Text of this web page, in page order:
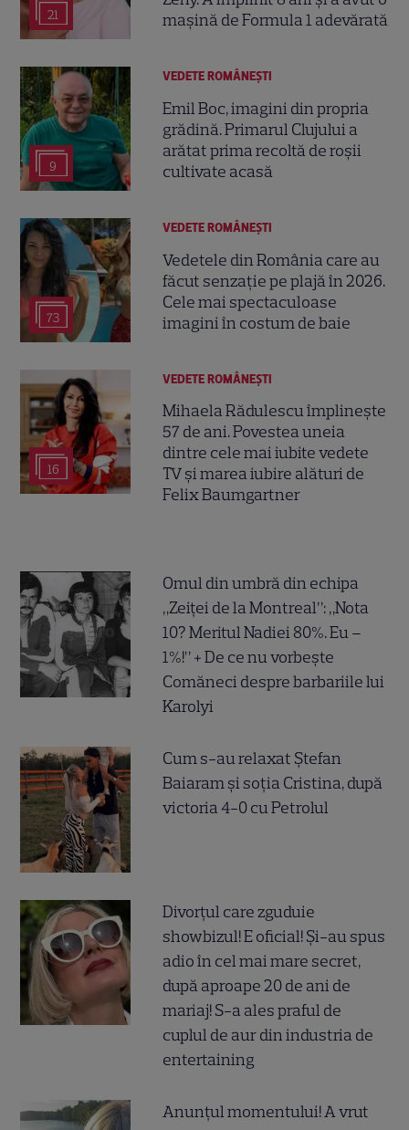
21
mașină de Formula 1 adevărată
9
VEDETE ROMÂNEŞTI
Emil Boc, imagini din propria
grădină. Primarul Clujului a
arătat prima recoltă de roșii
cultivate acasă
73
VEDETE ROMÂNEŞTI
Vedetele din România care au
făcut senzație pe plajă în 2026.
Cele mai spectaculoase
imagini în costum de baie
16
VEDETE ROMÂNEŞTI
Mihaela Rădulescu împlinește
57 de ani. Povestea uneia
dintre cele mai iubite vedete
TV și marea iubire alături de
Felix Baumgartner
Omul din umbră din echipa
„Zeiței de la Montreal”: „Nota
10? Meritul Nadiei 80%. Eu –
1%!” + De ce nu vorbește
Comăneci despre barbariile lui
Karolyi
Cum s-au relaxat Ștefan
Baiaram și soția Cristina, după
victoria 4-0 cu Petrolul
Divorțul care zguduie
showbizul! E oficial! Și-au spus
adio în cel mai mare secret,
după aproape 20 de ani de
mariaj! S-a ales praful de
cuplul de aur din industria de
entertaining
Anunțul momentului! A vrut